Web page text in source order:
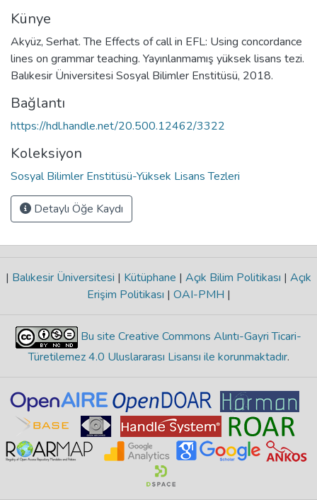
Künye
Akyüz, Serhat. The Effects of call in EFL: Using concordance
lines on grammar teaching. Yayınlanmamış yüksek lisans tezi.
Balıkesir Üniversitesi Sosyal Bilimler Enstitüsü, 2018.
Bağlantı
https://hdl.handle.net/20.500.12462/3322
Koleksiyon
Sosyal Bilimler Enstitüsü-Yüksek Lisans Tezleri
Detaylı Öğe Kaydı
| Balıkesir Üniversitesi | Kütüphane | Açık Bilim Politikası | Açık
Erişim Politikası | OAI-PMH |
Bu site Creative Commons Alıntı-Gayri Ticari-
Türetilemez 4.0 Uluslararası Lisansı ile korunmaktadır.